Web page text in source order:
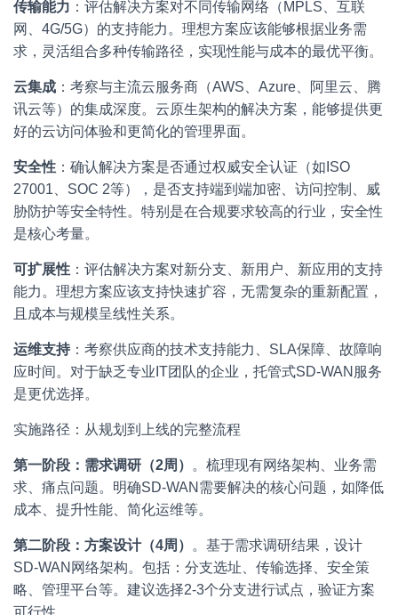
传输能力 ：评估解决方案对不同传输网络（MPLS、互联
网、4G/5G）的支持能力。理想方案应该能够根据业务需
求，灵活组合多种传输路径，实现性能与成本的最优平衡。
云集成 ：考察与主流云服务商（AWS、Azure、阿里云、腾
讯云等）的集成深度。云原生架构的解决方案，能够提供更
好的云访问体验和更简化的管理界面。
安全性 ：确认解决方案是否通过权威安全认证（如ISO
27001、SOC 2等），是否支持端到端加密、访问控制、威
胁防护等安全特性。特别是在合规要求较高的行业，安全性
是核心考量。
可扩展性 ：评估解决方案对新分支、新用户、新应用的支持
能力。理想方案应该支持快速扩容，无需复杂的重新配置，
且成本与规模呈线性关系。
运维支持：考察供应商的技术支持能力、SLA保障、故障响
应时间。对于缺乏专业IT团队的企业，托管式SD-WAN服务
是更优选择。
实施路径：从规划到上线的完整流程
第一阶段：需求调研（2周）
。梳理现有网络架构、业务需
求、痛点问题。明确SD-WAN需要解决的核心问题，如降低
成本、提升性能、简化运维等。
第二阶段：方案设计（4周）
。基于需求调研结果，设计
SD-WAN网络架构。包括：分支选址、传输选择、安全策
略、管理平台等。建议选择2-3个分支进行试点，验证方案
可行性。